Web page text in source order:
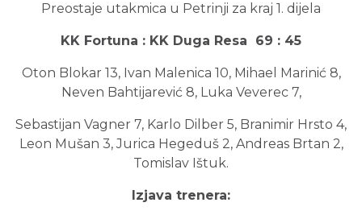
Preostaje utakmica u Petrinji za kraj 1. dijela
KK Fortuna : KK Duga Resa 69 : 45
Oton Blokar 13, Ivan Malenica 10, Mihael Marinić 8,
Neven Bahtijarević 8, Luka Veverec 7,
Sebastijan Vagner 7, Karlo Dilber 5, Branimir Hrsto 4,
Leon Mušan 3, Jurica Hegeduš 2, Andreas Brtan 2,
Tomislav Ištuk.
Izjava trenera: